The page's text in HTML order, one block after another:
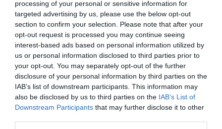
processing of your personal or sensitive information for
targeted advertising by us, please use the below opt-out
section to confirm your selection. Please note that after your
opt-out request is processed you may continue seeing
interest-based ads based on personal information utilized by
us or personal information disclosed to third parties prior to
your opt-out. You may separately opt-out of the further
disclosure of your personal information by third parties on the
IAB’s list of downstream participants. This information may
also be disclosed by us to third parties on the IAB’s List of
Downstream Participants that may further disclose it to other
ΚΟΙΝΩΝΙΚΗ ΔΡΑΣΗ
Data Youth: Ενδυνάμωση
άνεργων νέων με Ψηφιακές
Δεξιότητες για την ενίσχυση
θέσεων εργασίας
29.03.2024